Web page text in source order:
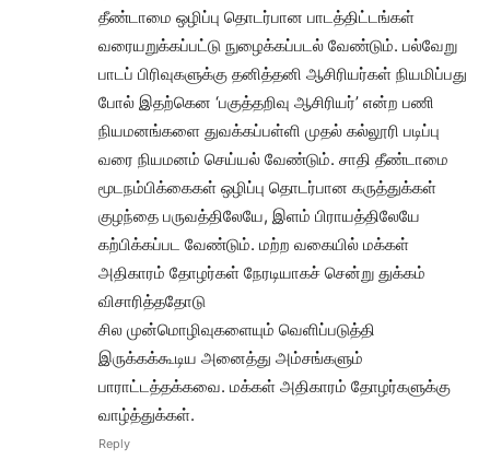
தீண்டாமை ஒழிப்பு தொடர்பான பாடத்திட்டங்கள்
வரையறுக்கப்பட்டு நுழைக்கப்படல் வேண்டும். பல்வேறு
பாடப் பிரிவுகளுக்கு தனித்தனி ஆசிரியர்கள் நியமிப்பது
போல் இதற்கென ‘பகுத்தறிவு ஆசிரியர்’ என்ற பணி
நியமனங்களை துவக்கப்பள்ளி முதல் கல்லூரி படிப்பு
வரை நியமனம் செய்யல் வேண்டும். சாதி தீண்டாமை
மூடநம்பிக்கைகள் ஒழிப்பு தொடர்பான கருத்துக்கள்
குழந்தை பருவத்திலேயே, இளம் பிராயத்திலேயே
கற்பிக்கப்பட வேண்டும். மற்ற வகையில் மக்கள்
அதிகாரம் தோழர்கள் நேரடியாகச் சென்று துக்கம்
விசாரித்ததோடு
சில முன்மொழிவுகளையும் வெளிப்படுத்தி
இருக்கக்கூடிய அனைத்து அம்சங்களும்
பாராட்டத்தக்கவை. மக்கள் அதிகாரம் தோழர்களுக்கு
வாழ்த்துக்கள்.
Reply